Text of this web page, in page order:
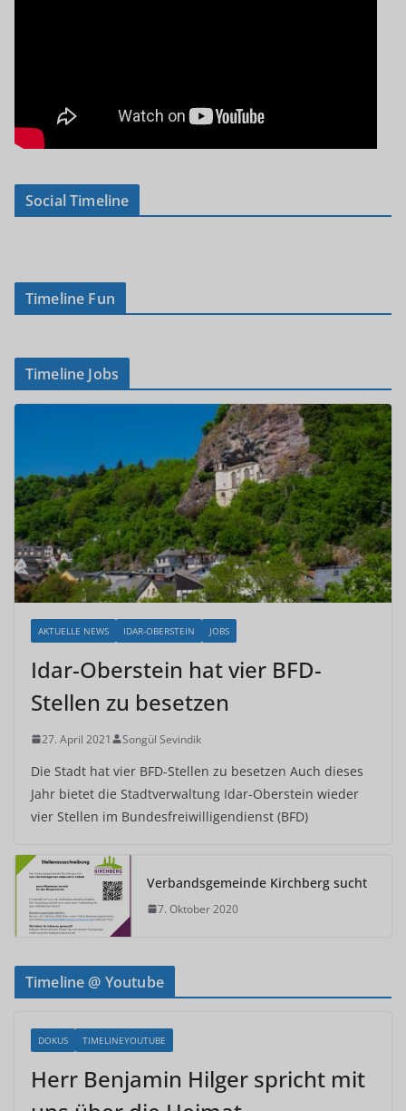
Social Timeline
Timeline Fun
Timeline Jobs
AKTUELLE NEWS IDAR-OBERSTEIN JOBS
Idar-Oberstein hat vier BFD-
Stellen zu besetzen
27. April 2021 Songül Sevindik
Die Stadt hat vier BFD-Stellen zu besetzen Auch dieses
Jahr bietet die Stadtverwaltung Idar-Oberstein wieder
vier Stellen im Bundesfreiwilligendienst (BFD)
Verbandsgemeinde Kirchberg sucht
7. Oktober 2020
Timeline @ Youtube
DOKUS TIMELINEYOUTUBE
Herr Benjamin Hilger spricht mit